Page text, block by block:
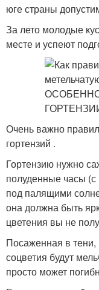
юге страны
За лето молодые
месте и успеют
Очень важно
гортензий .
Гортензию нужно
полуденные часы (с
под палящими
она должна быть
цветения вы не
Посаженная в тени,
соцветия будут
просто может